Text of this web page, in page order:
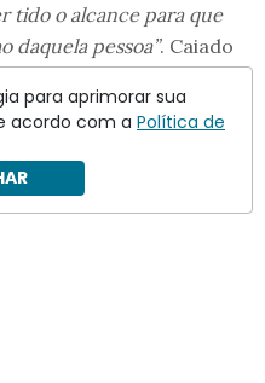
tido o alcance para que
daquela pessoa”. Caiado
presidente
da pandemia, para
ele comprou as vacinas
de não confiar nelas.
para aprimorar sua
acordo com a Política de